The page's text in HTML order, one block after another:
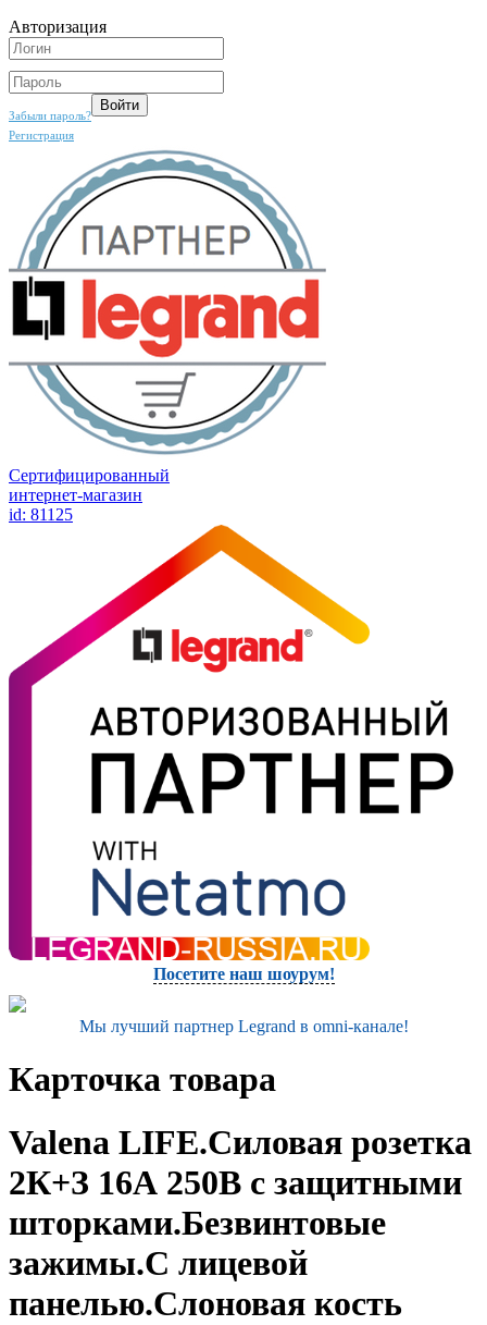
Авторизация
Забыли пароль?
Регистрация
Сертифицированный
интернет-магазин
id: 81125
Посетите наш шоурум!
Мы лучший партнер Legrand в omni-канале!
Карточка товара
Valena LIFE.Силовая розетка
2К+З 16А 250В с защитными
шторками.Безвинтовые
зажимы.С лицевой
панелью.Слоновая кость